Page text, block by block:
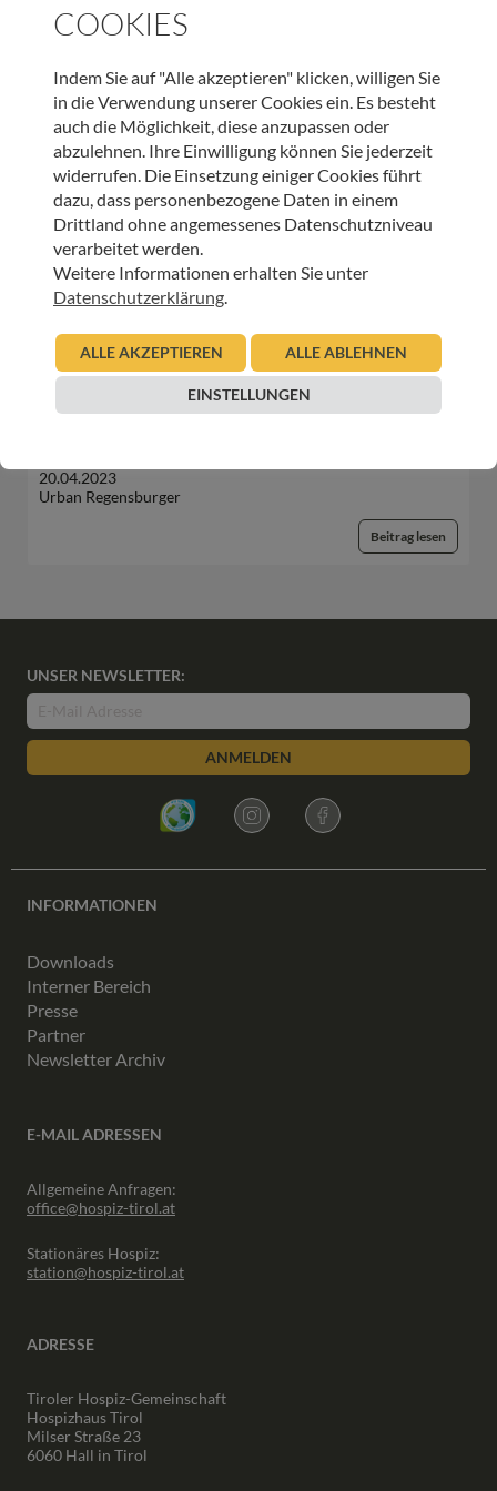
WEITERE BEITRÄGE DIESER KATEGORIE
INNEHALTEN
Gute Gedanken in unruhigen Zeiten – Leben
20.06.2023
Urban Regensburger
20.04.2023
Urban Regensburger
Beitrag lesen
UNSER NEWSLETTER:
ANMELDEN
INFORMATIONEN
Downloads
Interner Bereich
Presse
Partner
Newsletter Archiv
E-MAIL ADRESSEN
Allgemeine Anfragen:
office@hospiz-tirol.at
Stationäres Hospiz:
station@hospiz-tirol.at
ADRESSE
Tiroler Hospiz-Gemeinschaft
Hospizhaus Tirol
Milser Straße 23
6060 Hall in Tirol
COOKIES
Indem Sie auf "Alle akzeptieren" klicken, willigen Sie
in die Verwendung unserer Cookies ein. Es besteht
auch die Möglichkeit, diese anzupassen oder
abzulehnen. Ihre Einwilligung können Sie jederzeit
widerrufen. Die Einsetzung einiger Cookies führt
dazu, dass personenbezogene Daten in einem
Drittland ohne angemessenes Datenschutzniveau
verarbeitet werden.
Weitere Informationen erhalten Sie unter
Datenschutzerklärung
ALLE AKZEPTIEREN ALLE ABLEHNEN
EINSTELLUNGEN